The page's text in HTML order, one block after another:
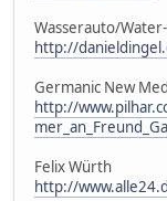
Wasserauto/
http://
Germanic New
http://
Felix Würth
http://